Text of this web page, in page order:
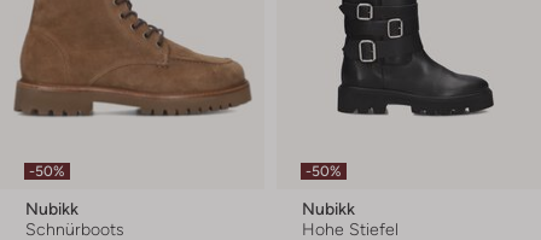
-50%
Nubikk
Schnürboots
-50%
Nubikk
Hohe Stiefel